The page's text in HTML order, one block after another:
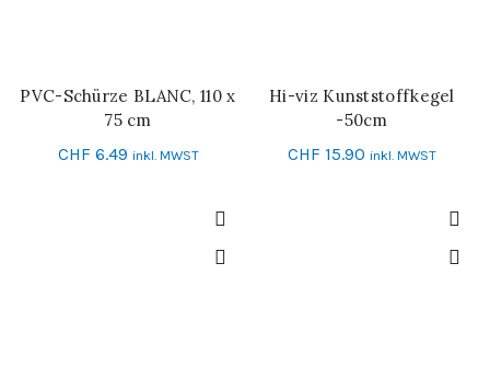
IN DEN WARENKORB
PVC-Schürze BLANC, 110 x
75 cm
CHF 6.49 inkl. MWST
IN DEN WARENKORB
Hi-viz Kunststoffkegel
-50cm
CHF 15.90 inkl. MWST